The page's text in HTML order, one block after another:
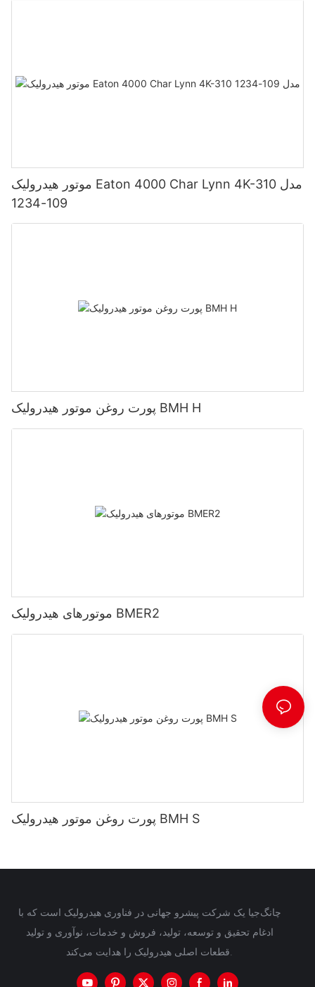
موتور هیدرولیک Eaton 4000 Char Lynn 4K-310 مدل
109-1234
پورت روغن موتور هیدرولیک BMH H
موتورهای هیدرولیک BMER2
پورت روغن موتور هیدرولیک BMH S
چانگ‌جیا یک شرکت پیشرو جهانی در فناوری هیدرولیک است که با
ادغام تحقیق و توسعه، تولید، فروش و خدمات، نوآوری و تولید